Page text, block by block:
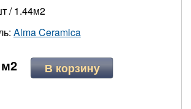
/ 1.44м2
Alma Ceramica
В корзину